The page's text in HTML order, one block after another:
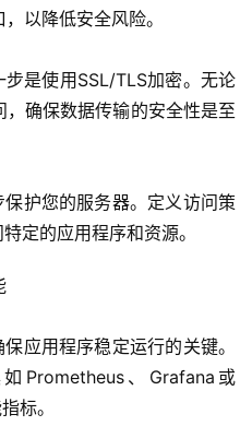
以降低安全风险。
是使用SSL/TLS加密。无论
确保数据传输的安全性是至
护您的服务器。定义访问策
定的应用程序和资源。
应用程序稳定运行的关键。
Prometheus、Grafana或
标。